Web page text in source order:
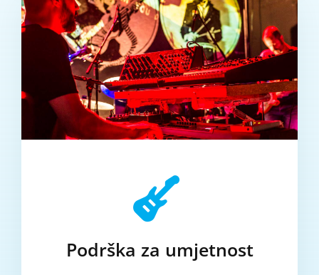
Podrška za umjetnost